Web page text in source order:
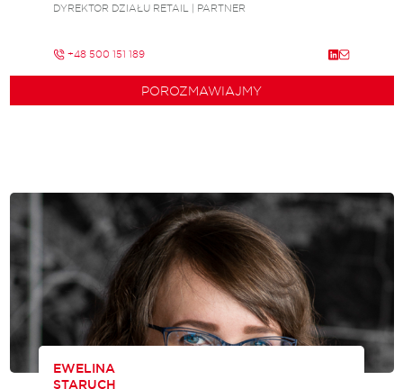
DYREKTOR DZIAŁU RETAIL | PARTNER
+48 500 151 189
POROZMAWIAJMY
EWELINA
STARUCH